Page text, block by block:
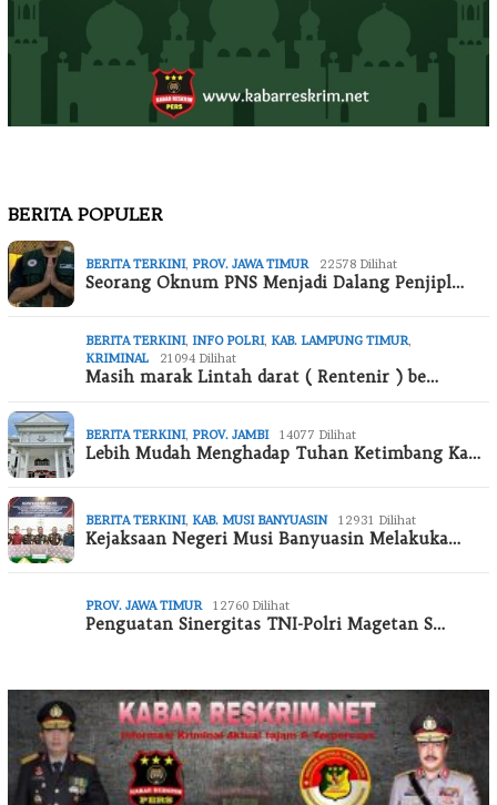
BERITA POPULER
BERITA TERKINI, PROV. JAWA TIMUR 22578 Dilihat
Seorang Oknum PNS Menjadi Dalang Penjipl…
BERITA TERKINI, INFO POLRI, KAB. LAMPUNG TIMUR,
KRIMINAL
21094 Dilihat
Masih marak Lintah darat ( Rentenir ) be…
BERITA TERKINI, PROV. JAMBI 14077 Dilihat
Lebih Mudah Menghadap Tuhan Ketimbang Ka…
BERITA TERKINI, KAB. MUSI BANYUASIN 12931 Dilihat
Kejaksaan Negeri Musi Banyuasin Melakuka…
PROV. JAWA TIMUR 12760 Dilihat
Penguatan Sinergitas TNI-Polri Magetan S…